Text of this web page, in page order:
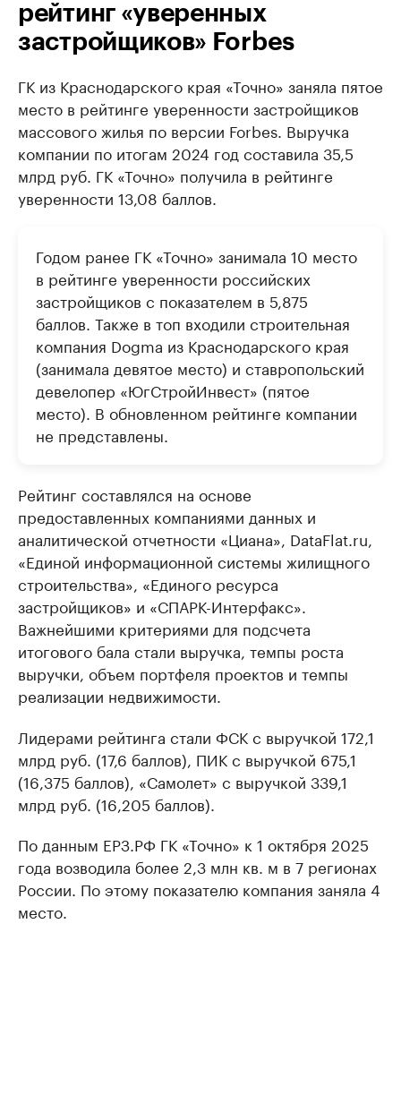
рейтинг «уверенных
застройщиков» Forbes
ГК из Краснодарского края «Точно» заняла пятое
место в рейтинге уверенности застройщиков
массового жилья по версии Forbes. Выручка
компании по итогам 2024 год составила 35,5
млрд руб. ГК «Точно» получила в рейтинге
уверенности 13,08 баллов.
Годом ранее ГК «Точно» занимала 10 место
в рейтинге уверенности российских
застройщиков с показателем в 5,875
баллов. Также в топ входили строительная
компания Dogma из Краснодарского края
(занимала девятое место) и ставропольский
девелопер «ЮгСтройИнвест» (пятое
место). В обновленном рейтинге компании
не представлены.
Рейтинг составлялся на основе
предоставленных компаниями данных и
аналитической отчетности «Циана», DataFlat.ru,
«Единой информационной системы жилищного
строительства», «Единого ресурса
застройщиков» и «СПАРК-Интерфакс».
Важнейшими критериями для подсчета
итогового бала стали выручка, темпы роста
выручки, объем портфеля проектов и темпы
реализации недвижимости.
Лидерами рейтинга стали ФСК с выручкой 172,1
млрд руб. (17,6 баллов), ПИК с выручкой 675,1
(16,375 баллов), «Самолет» с выручкой 339,1
млрд руб. (16,205 баллов).
По данным ЕРЗ.РФ ГК «Точно» к 1 октября 2025
года возводила более 2,3 млн кв. м в 7 регионах
России. По этому показателю компания заняла 4
место.